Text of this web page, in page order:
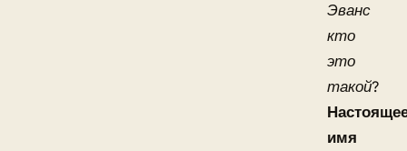
Эванс
кто
это
такой?
имя